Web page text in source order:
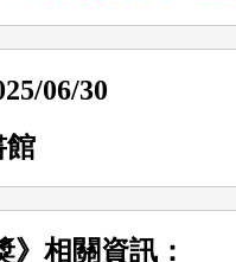
06/30
館
》相關資訊：